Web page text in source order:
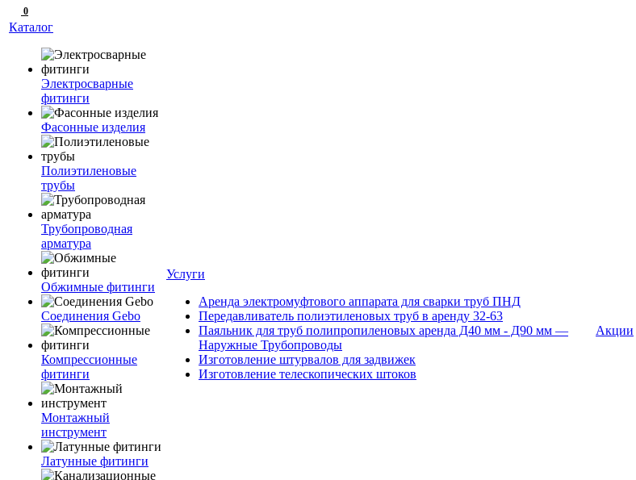
0
Каталог
Электросварные
фитинги
Фасонные изделия
Полиэтиленовые
трубы
Трубопроводная
арматура
Обжимные фитинги
Соединения Gebo
Компрессионные
фитинги
Монтажный
инструмент
Латунные фитинги
Услуги
Аренда электромуфтового аппарата для сварки труб ПНД
Передавливатель полиэтиленовых труб в аренду 32-63
Паяльник для труб полипропиленовых аренда Д40 мм - Д90 мм —
Наружные Трубопроводы
Изготовление штурвалов для задвижек
Изготовление телескопических штоков
Акции